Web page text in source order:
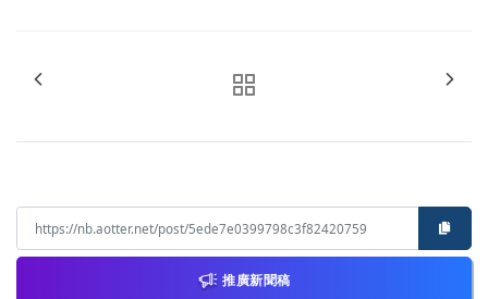
推廣新聞稿